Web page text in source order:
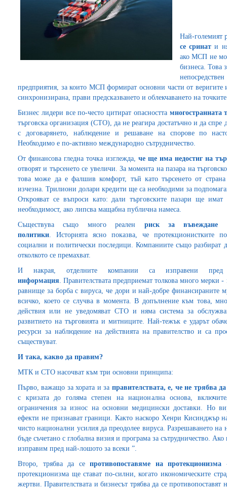
Най-големият
се сринат и
ако МСП не
бизнеса. Това
предприятия, за които МСП формират основни части от веригите
синхронизирана, прави предсказването и облекчаването на
Бизнес лидери все по-често цитират опасносттамногостранната
търговска организация (СТО), да не реагира достатъчно и да
с договарянето, наблюдение и решаване на спорове по
Необходимо е по-активно международно сътрудничество.
От финансова гледна точка изглежда, че ще има недостиг на
отворят и търсенето се увеличи. За момента на пазара на
това може да е фалшив комфорт, тъй като търсенето от
изчезна. Трилиони долари кредити ще са необходими за
Открояват се въпроси като: дали търговските пазари ще имат
необходимост, ако липсва мащабна публична намеса.
Съществува също много реален риск за въвеждане
политики. Историята ясно показва, че протекционистките
социални и политически последици. Компаниите също разбират
отколкото се премахват.
И накрая, отделните компании са изправени
информация. Правителствата предприемат толкова много мерки
равнище за борба с вируса, че дори и най-добре финансираните
всичко, което се случва в момента. В допълнение към това,
действия или не уведомяват СТО и няма система за
развитието на търговията и митниците. Най-тежък е ударът
ресурси за наблюдение на действията на правителство и са
съществуват.
И така, какво да правим?
МТК и СТО насочват към три основни принципа:
Първо, важащо за хората и за правителствата, е, че не трябва
с кризата до голяма степен на национална основа,
ограничения за износ на основни медицински доставки. Но
ефекти не признават граници. Както наскоро Хенри
чисто национални усилия да преодолее вируса. Разрешаването
бъде съчетано с глобална визия и програма за сътрудничество.
изправим пред най-лошото за всеки ”.
Второ, трябва да сепротивопоставяме на
протекционизма ще стават по-силни, когато икономическите
жертви. Правителствата и бизнесът трябва да се